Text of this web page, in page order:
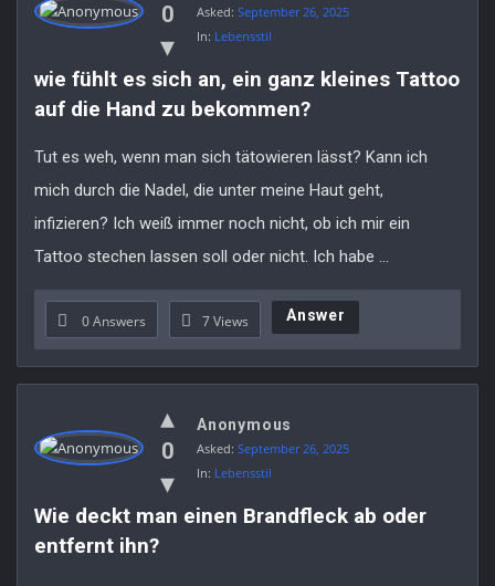
0 Asked: September 26, 2025
In: Lebensstil
wie fühlt es sich an, ein ganz kleines Tattoo
auf die Hand zu bekommen?
Tut es weh, wenn man sich tätowieren lässt? Kann ich
mich durch die Nadel, die unter meine Haut geht,
infizieren? Ich weiß immer noch nicht, ob ich mir ein
Tattoo stechen lassen soll oder nicht. Ich habe ...
0 Answers 7Views Answer
0
Anonymous
Asked: September 26, 2025
In: Lebensstil
Wie deckt man einen Brandfleck ab oder
entfernt ihn?